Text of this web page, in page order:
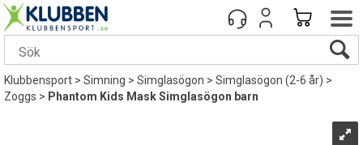
Klubbensport>Simning>Simglasögon>Simglasögon (2-6 år)>
Zoggs> Phantom Kids Mask Simglasögon barn